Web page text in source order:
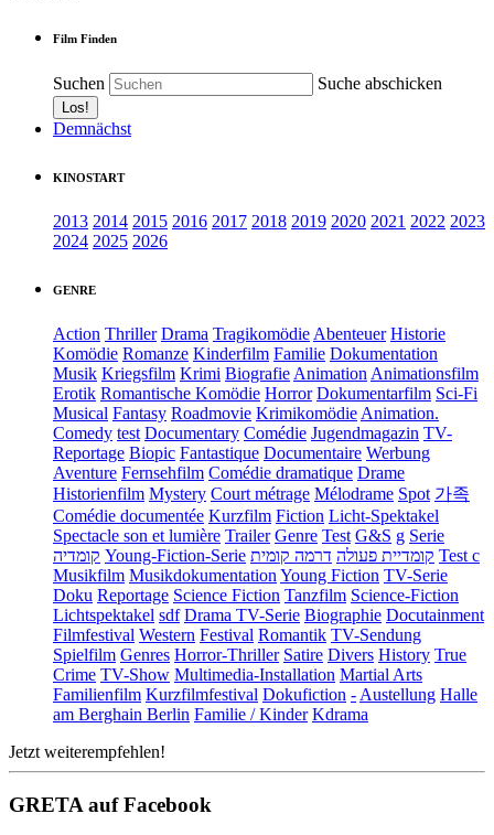
Film Finden
Suchen Suche abschicken
Demnächst
KINOSTART
2013 2014 2015 2016 2017 2018 2019 2020 2021 2022 2023
2024 2025 2026
GENRE
Action Thriller Drama Tragikomödie Abenteuer Historie
Komödie Romanze Kinderfilm Familie Dokumentation
Musik Kriegsfilm Krimi Biografie Animation Animationsfilm
Erotik Romantische Komödie Horror Dokumentarfilm Sci-Fi
Musical Fantasy Roadmovie Krimikomödie Animation.
Comedy test Documentary Comédie Jugendmagazin TV-
Reportage Biopic Fantastique Documentaire Werbung
Aventure Fernsehfilm Comédie dramatique Drame
Historienfilm Mystery Court métrage Mélodrame Spot 가족
Comédie documentée Kurzfilm Fiction Licht-Spektakel
Spectacle son et lumière Trailer Genre Test G&S g Serie
קומדיה Young-Fiction-Serie קומדיית פעולה דרמה קומית
Test c
Musikfilm Musikdokumentation Young Fiction TV-Serie
Doku Reportage Science Fiction Tanzfilm Science-Fiction
Lichtspektakel sdf Drama TV-Serie Biographie Docutainment
Filmfestival Western Festival Romantik TV-Sendung
Spielfilm Genres Horror-Thriller Satire Divers History True
Crime TV-Show Multimedia-Installation Martial Arts
Familienfilm Kurzfilmfestival Dokufiction - Austellung Halle
am Berghain Berlin Familie / Kinder Kdrama
Jetzt weiterempfehlen!
GRETA auf Facebook